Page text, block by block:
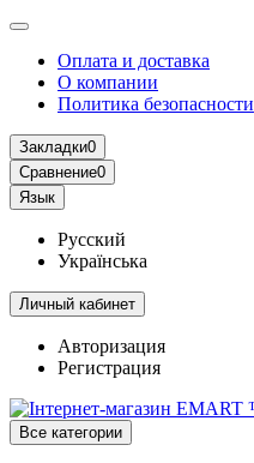
Оплата и доставка
О компании
Политика безопасности
Закладки0
Сравнение0
Язык
Русский
Українська
Личный кабинет
Авторизация
Регистрация
Все категории